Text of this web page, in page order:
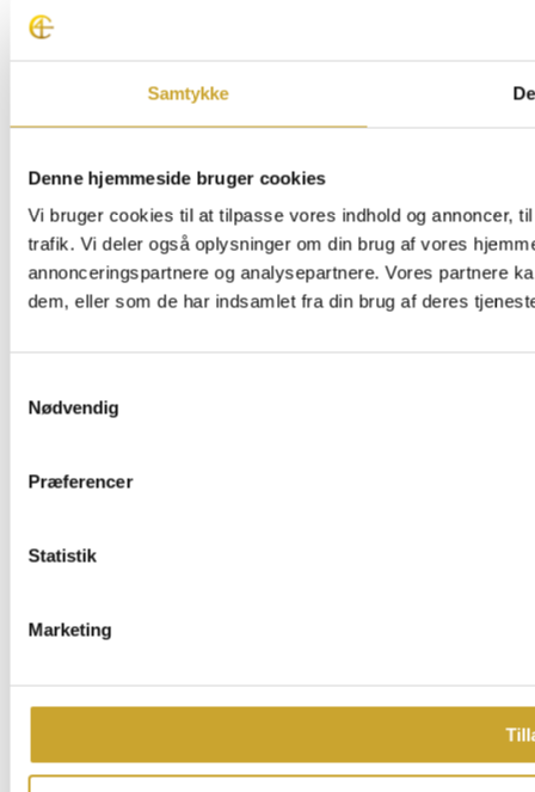
Samtykke
Denne hjemmeside bruger cookies
Vi bruger cookies til at tilpasse vores indhold og annoncer,
trafik. Vi deler også oplysninger om din brug af vores
annonceringspartnere og analysepartnere. Vores partnere
dem, eller som de har indsamlet fra din brug af deres
Nødvendig
Præferencer
Statistik
Marketing